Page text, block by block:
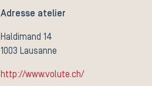
Adresse atelier
Haldimand 14
1003 Lausanne
http://www.volute.ch/